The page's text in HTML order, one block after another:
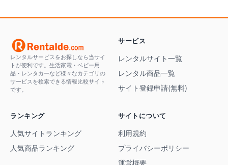
レンタルサービスをお探しなら当サイ
トが便利です。生活家電・ベビー用
品・レンタカーなど様々なカテゴリの
サービスを検索できる情報比較サイト
です。
サービス
レンタルサイト一覧
レンタル商品一覧
サイト登録申請(無料)
ランキング
人気サイトランキング
人気商品ランキング
サイトについて
利用規約
プライバシーポリシー
運営概要